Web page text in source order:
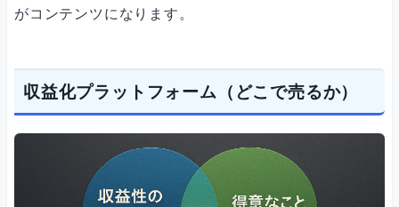
がコンテンツになります。
収益化プラットフォーム（どこで売るか）